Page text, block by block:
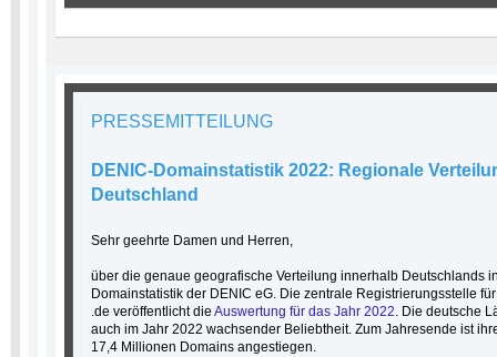
PRESSEMITTEILUNG
DENIC-Domainstatistik 2022: Regionale
Deutschland
Sehr geehrte Damen und Herren,
über die genaue geografische Verteilung innerhalb Deutschlands
Domainstatistik der DENIC eG. Die zentrale Registrierungsstelle
.de veröffentlicht die Auswertung für das Jahr 2022. Die deutsche
auch im Jahr 2022 wachsender Beliebtheit. Zum Jahresende ist
17,4 Millionen Domains angestiegen.